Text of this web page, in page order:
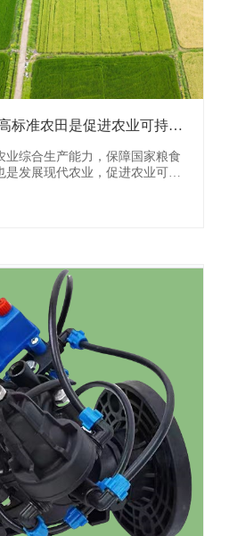
标准农田是促进农业可持续
业综合生产能力，保障国家粮食
是发展现代农业，促进农业可持
，坡耕地、碎片化耕地多，土